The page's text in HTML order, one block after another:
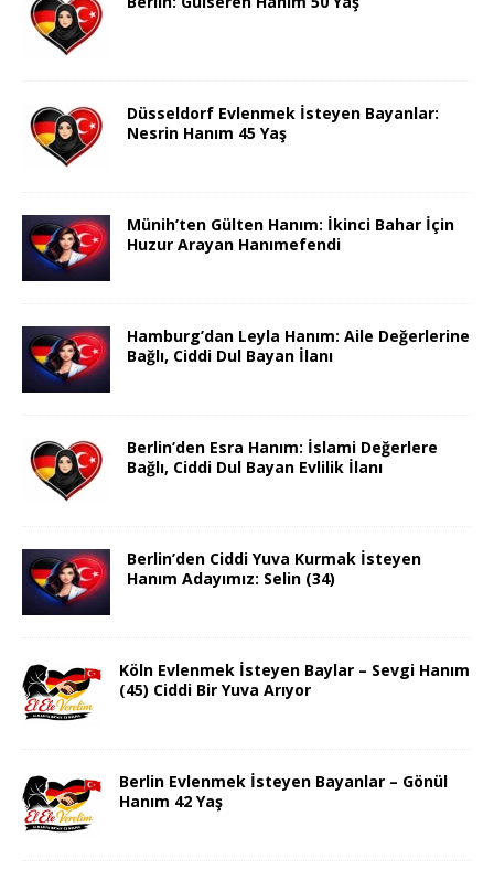
Düsseldorf Evlenmek İsteyen Bayanlar:
Nesrin Hanım 45 Yaş
Münih’ten Gülten Hanım: İkinci Bahar İçin
Huzur Arayan Hanımefendi
Hamburg’dan Leyla Hanım: Aile Değerlerine
Bağlı, Ciddi Dul Bayan İlanı
Berlin’den Esra Hanım: İslami Değerlere
Bağlı, Ciddi Dul Bayan Evlilik İlanı
Berlin’den Ciddi Yuva Kurmak İsteyen
Hanım Adayımız: Selin (34)
Köln Evlenmek İsteyen Baylar – Sevgi Hanım
(45) Ciddi Bir Yuva Arıyor
Berlin Evlenmek İsteyen Bayanlar – Gönül
Hanım 42 Yaş